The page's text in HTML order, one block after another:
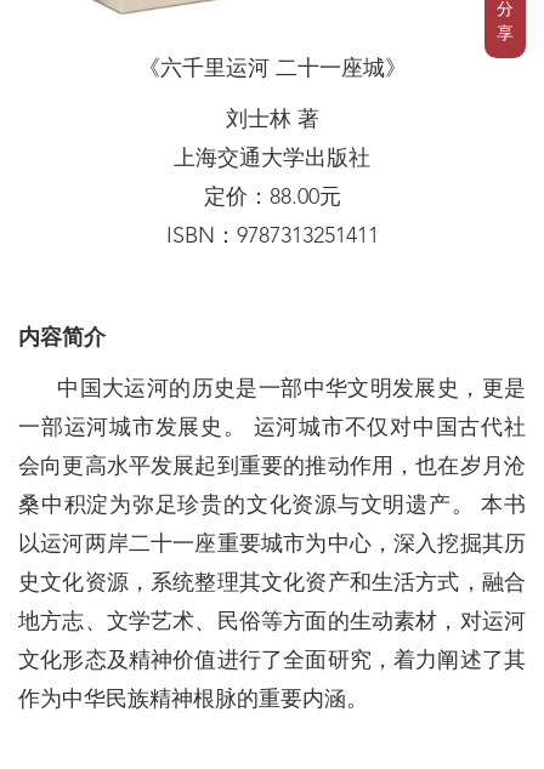
分
享
《六千里运河 二十一座城》
刘士林 著
上海交通大学出版社
定价：88.00元
ISBN：9787313251411
内容简介
中国大运河的历史是一部中华文明发展史，更是
一部运河城市发展史。 运河城市不仅对中国古代社
会向更高水平发展起到重要的推动作用，也在岁月沧
桑中积淀为弥足珍贵的文化资源与文明遗产。 本书
以运河两岸二十一座重要城市为中心，深入挖掘其历
史文化资源，系统整理其文化资产和生活方式，融合
地方志、文学艺术、民俗等方面的生动素材，对运河
文化形态及精神价值进行了全面研究，着力阐述了其
作为中华民族精神根脉的重要内涵。